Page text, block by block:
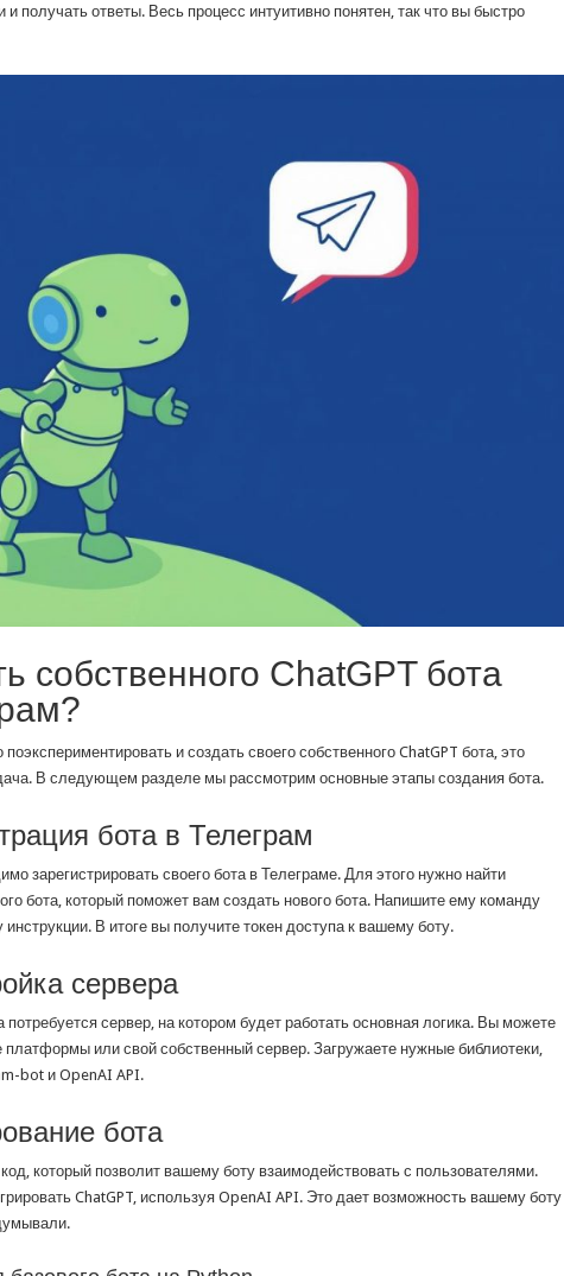
получать ответы. Весь процесс интуитивно понятен, так что вы быстро
собственного ChatGPT бота
и создать своего собственного ChatGPT бота, это
В следующем разделе мы рассмотрим основные этапы создания бота.
бота в Телеграм
зарегистрировать своего бота в Телеграме. Для этого нужно найти
бота, который поможет вам создать нового бота. Напишите ему команду
В итоге вы получите токен доступа к вашему боту.
сервера
сервер, на котором будет работать основная логика. Вы можете
платформы или свой собственный сервер. Загружаете нужные библиотеки,
bot и OpenAI API.
бота
который позволит вашему боту взаимодействовать с пользователями.
ChatGPT, используя OpenAI API. Это дает возможность вашему боту